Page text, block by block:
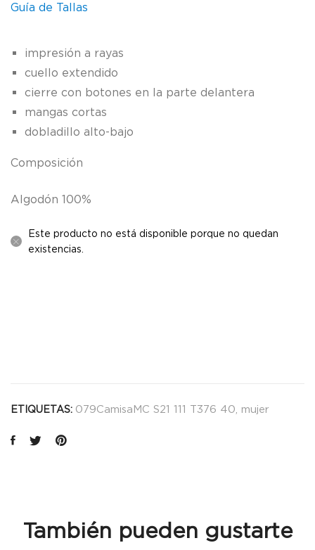
Guía de Tallas
impresión a rayas
cuello extendido
cierre con botones en la parte delantera
mangas cortas
dobladillo alto-bajo
Composición
Algodón 100%
Este producto no está disponible porque no quedan
existencias.
ETIQUETAS: 079CamisaMC S21 111 T376 40 mujer
También pueden gustarte